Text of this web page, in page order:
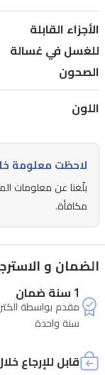
الأجزاء القابلة
للغسل في غسالة
الصحون
اللون
لاحظت معلومة
بلّغنا عن معلومات
مكافأة.
الضمان و
1 سنة ضمان
مقدم بواسطة
سنة واحدة
قابل للإرجاع خلال 7